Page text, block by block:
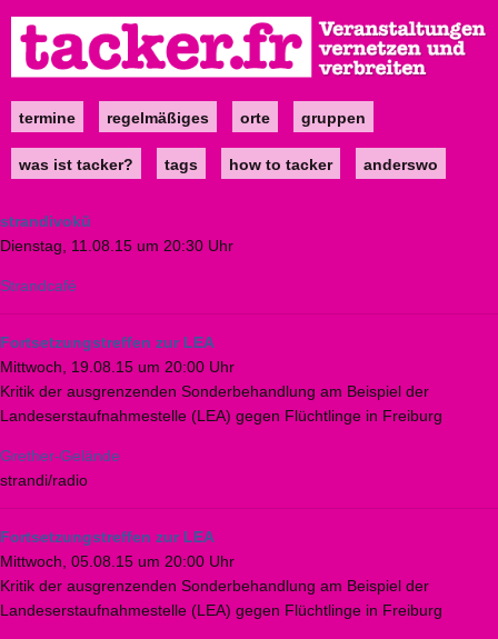
zum
Inhalt
Maintermine regelmäßiges orte gruppen
was ist tacker? tags how to tacker anderswo
strandivokü
Dienstag, 11.08.15 um 20:30 Uhr
Strandcafé
Fortsetzungstreffen zur LEA
Mittwoch, 19.08.15 um 20:00 Uhr
Kritik der ausgrenzenden Sonderbehandlung am Beispiel der
Landeserstaufnahmestelle (LEA) gegen Flüchtlinge in Freiburg
Grether-Gelände
strandi/radio
Fortsetzungstreffen zur LEA
Mittwoch, 05.08.15 um 20:00 Uhr
Kritik der ausgrenzenden Sonderbehandlung am Beispiel der
Landeserstaufnahmestelle (LEA) gegen Flüchtlinge in Freiburg